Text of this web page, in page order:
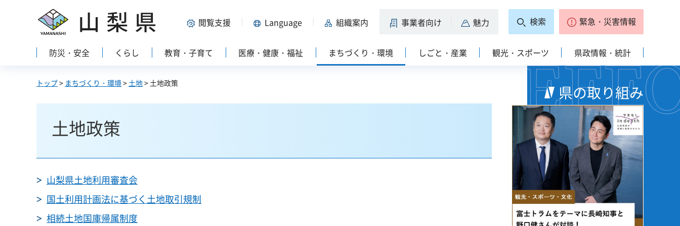
山梨県 閲覧支援 Language 組織案内 事業者向け 魅力 検索 緊急・災害情報
防災・安全 くらし 教育・子育て 医療・健康・福祉 まちづくり・環境 しごと・産業 観光・スポーツ 県政情報・統計
トップ> まちづくり・環境> 土地> 土地政策
土地政策
山梨県土地利用審査会
国土利用計画法に基づく土地取引規制
相続土地国庫帰属制度
県の取り組み